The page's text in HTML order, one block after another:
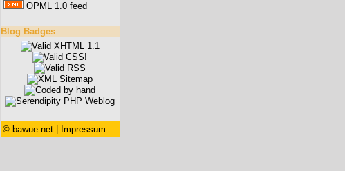
OPML 1.0 feed
Blog Badges
© bawue.net| Impressum